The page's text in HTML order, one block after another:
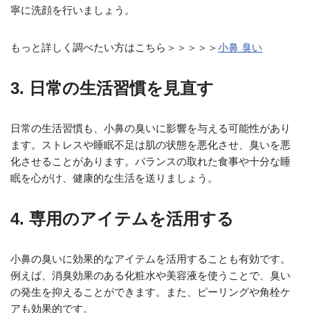
寧に洗顔を行いましょう。
もっと詳しく調べたい方はこちら＞＞＞＞＞ 小鼻 臭い
3. 日常の生活習慣を見直す
日常の生活習慣も、小鼻の臭いに影響を与える可能性があり
ます。ストレスや睡眠不足は肌の状態を悪化させ、臭いを悪
化させることがあります。バランスの取れた食事や十分な睡
眠を心がけ、健康的な生活を送りましょう。
4. 専用のアイテムを活用する
小鼻の臭いに効果的なアイテムを活用することも有効です。
例えば、消臭効果のある化粧水や美容液を使うことで、臭い
の発生を抑えることができます。また、ピーリングや角栓ケ
アも効果的です。